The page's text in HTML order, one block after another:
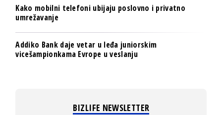
Kako mobilni telefoni ubijaju poslovno i privatno
umrežavanje
Addiko Bank daje vetar u leđa juniorskim
vicešampionkama Evrope u veslanju
BIZLIFE NEWSLETTER